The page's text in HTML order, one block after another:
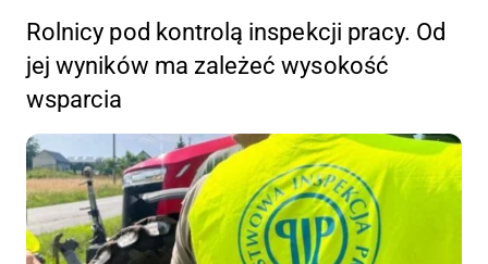
Rolnicy pod kontrolą inspekcji pracy. Od
jej wyników ma zależeć wysokość
wsparcia